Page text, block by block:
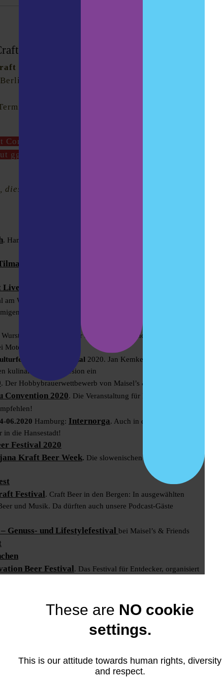
Beer-Events und Bier-Feste 2020
Beer-Events und Bier-Feste 2020.
zu bieten. So viele, dass diese Liste
zum Zeitpunkt der Artikel-
Virus – kann und kommt es zu Absagen
ggf. auf den Veranstaltungsseiten nach. Danke
in den Kommentaren zu ergänzen. Auf ein
. Hamburgs 5. Jahreszeit: Acht Hamburger Brauereien
Biere
am Wochenmarkt in den schicken Markthallen Neun.
Craft Beer Fests, das 2021 dann wieder richtig
& Bier in 2020 nur als Special stattfindet, findet als
Motel statt
International 2020. Jan Kemker und die
kulinarischen Exkursion ein
. Der Hobbybrauerwettbewerb von Maisel’s & Friends
Convention 2020. Die Veranstaltung für Heimbrauer, die
06.2020 Hamburg: Internorga. Auch in diesem Jahr lockt
in die Hansestadt!
Festival 2020
Kraft Beer Week. Die slowenischen Hauptstadt wartet
Festival. Craft Beer in den Bergen: In ausgewählten
und Musik. Da dürften auch unsere Podcast-Gäste
Genuss- und Lifestylefestival bei Maisel’s & Friends
Beer Festival. Das Festival für Entdecker, organisiert
. Eines der größten Bierfeste Belgiens
Dortmunder Bierkultur 2020
Festival
These are NO cookie
settings.
This is our attitude towards human rights, diversity
and respect.